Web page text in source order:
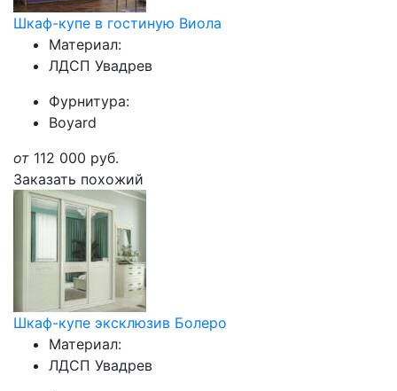
Шкаф-купе в гостиную Виола
Материал:
ЛДСП Увадрев
Фурнитура:
Boyard
от 112 000 руб.
Заказать похожий
Шкаф-купе эксклюзив Болеро
Материал:
ЛДСП Увадрев